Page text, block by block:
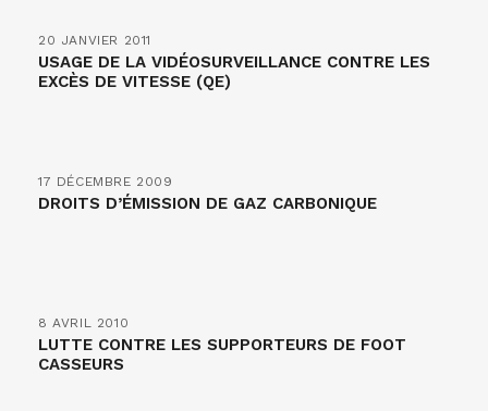
20 JANVIER 2011
USAGE DE LA VIDÉOSURVEILLANCE CONTRE LES
EXCÈS DE VITESSE (QE)
17 DÉCEMBRE 2009
DROITS D’ÉMISSION DE GAZ CARBONIQUE
8 AVRIL 2010
LUTTE CONTRE LES SUPPORTEURS DE FOOT
CASSEURS